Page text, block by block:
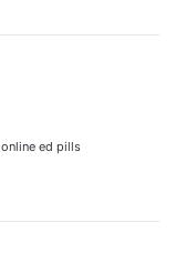
online ed pills